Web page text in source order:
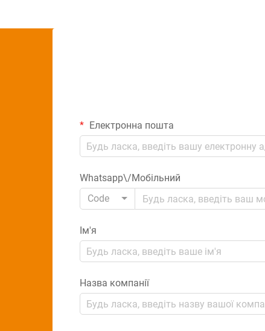
Електронна пошта
Whatsapp\/Мобільний
Code
Ім'я
Назва компанії